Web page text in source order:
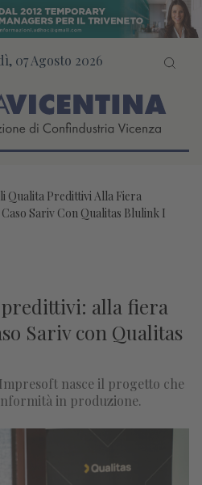
07 Agosto 2026
Qualita Predittivi Alla Fiera
Sariv Con Qualitas Blulink I
alla fiera
Sariv con Qualitas
nasce il progetto che
in produzione.